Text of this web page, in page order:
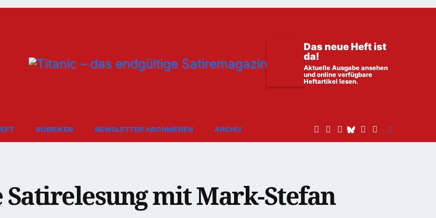
Das neue Heft ist
da!
Aktuelle Ausgabe ansehen
und online verfügbare
Heftartikel lesen.
RUBRIKEN NEWSLETTER ABONNIEREN ARCHIV
mit Mark-Stefan